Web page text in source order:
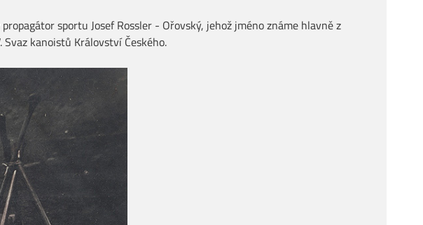
sportu Josef Rossler - Ořovský, jehož jméno známe hlavně z
kanoistů Království Českého.